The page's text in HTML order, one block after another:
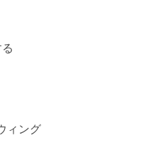
ィング